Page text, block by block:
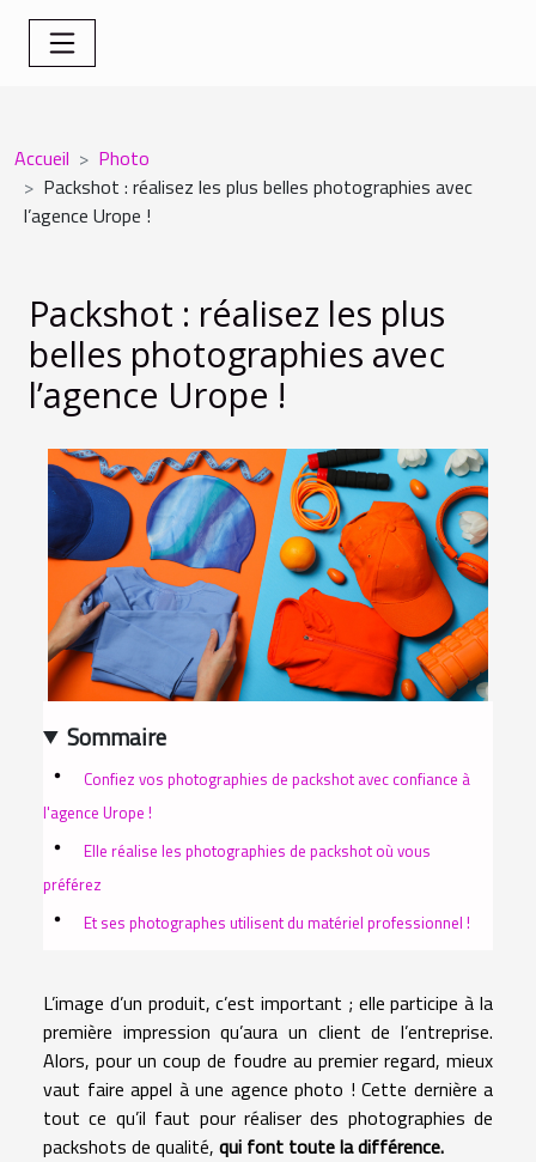
Accueil
Photo
Packshot : réalisez les plus belles photographies avec
l’agence Urope !
Packshot : réalisez les plus
belles photographies avec
l’agence Urope !
Sommaire
Confiez vos photographies de packshot avec confiance à
l'agence Urope !
Elle réalise les photographies de packshot où vous
préférez
Et ses photographes utilisent du matériel professionnel !
L’image d’un produit, c’est important ; elle participe à la
première impression qu’aura un client de l’entreprise.
Alors, pour un coup de foudre au premier regard, mieux
vaut faire appel à une agence photo ! Cette dernière a
tout ce qu’il faut pour réaliser des photographies de
packshots de qualité, qui font toute la différence.